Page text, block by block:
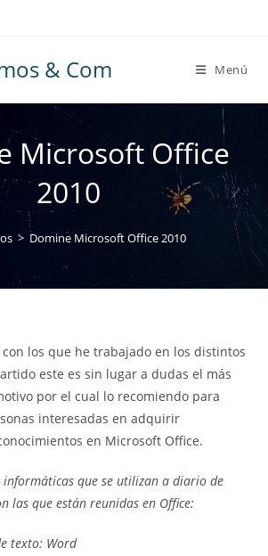
& Com Menú
Microsoft Office
2010
> Domine Microsoft Office 2010
los que he trabajado en los distintos
este es sin lugar a dudas el más
por el cual lo recomiendo para
interesadas en adquirir
en Microsoft Office.
informáticas que se utilizan a diario de
las que están reunidas en Office:
texto: Word